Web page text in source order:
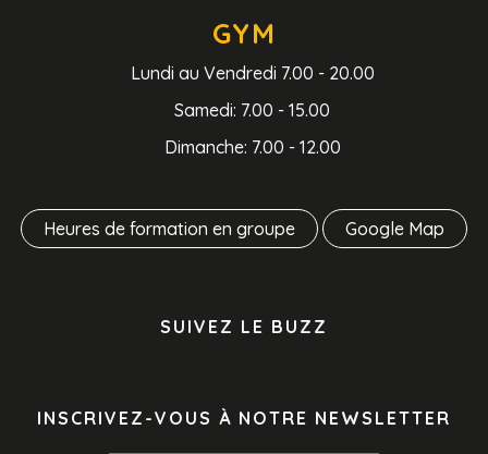
GYM
Lundi au Vendredi 7.00 - 20.00
Samedi: 7.00 - 15.00
Dimanche: 7.00 - 12.00
Heures de formation en groupe Google Map
SUIVEZ LE BUZZ
INSCRIVEZ-VOUS À NOTRE NEWSLETTER